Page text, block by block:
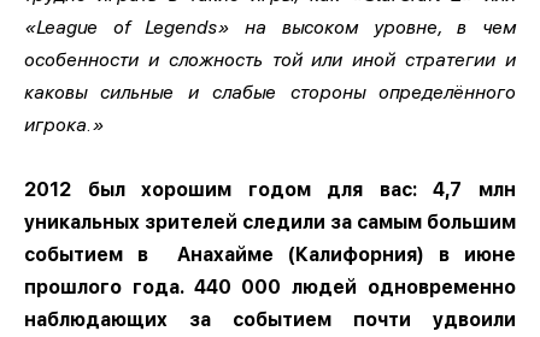
«League of Legends» на высоком уровне, в чем
особенности и сложность той или иной стратегии и
каковы сильные и слабые стороны определённого
игрока.»
2012 был хорошим годом для вас: 4,7 млн
уникальных зрителей следили за самым большим
событием в
Анахайме (Калифорния) в июне
прошлого года. 440 000 людей одновременно
наблюдающих за событием почти удвоили